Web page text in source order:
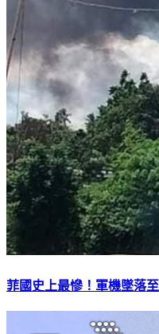
菲國史上最慘！軍機墜落